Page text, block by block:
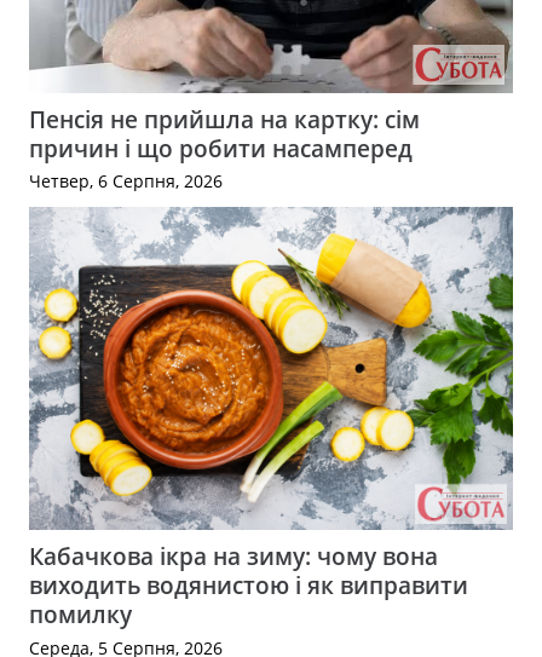
Пенсія не прийшла на картку: сім
причин і що робити насамперед
Четвер, 6 Серпня, 2026
Кабачкова ікра на зиму: чому вона
виходить водянистою і як виправити
помилку
Середа, 5 Серпня, 2026